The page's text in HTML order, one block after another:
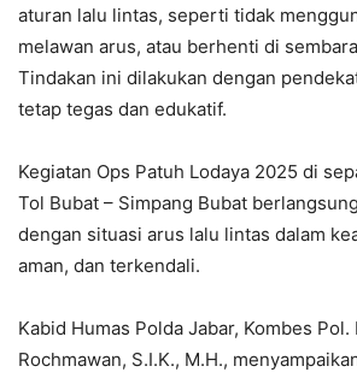
aturan lalu lintas, seperti tidak
melawan arus, atau berhenti di
Tindakan ini dilakukan dengan
tetap tegas dan edukatif.
Kegiatan Ops Patuh Lodaya 2025 di
Tol Bubat – Simpang Bubat
dengan situasi arus lalu lintas dalam
aman, dan terkendali.
Kabid Humas Polda Jabar, Kombes Pol.
Rochmawan, S.I.K., M.H.,